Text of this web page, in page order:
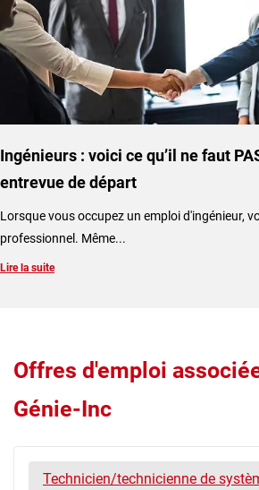
Ingénieurs : voici ce qu’il ne faut
entrevue de départ
Lorsque vous occupez un emploi d'ingénieur,
professionnel. Même...
Lire la suite
Offres d'emploi
Génie-Inc
Technicien/technicienne de